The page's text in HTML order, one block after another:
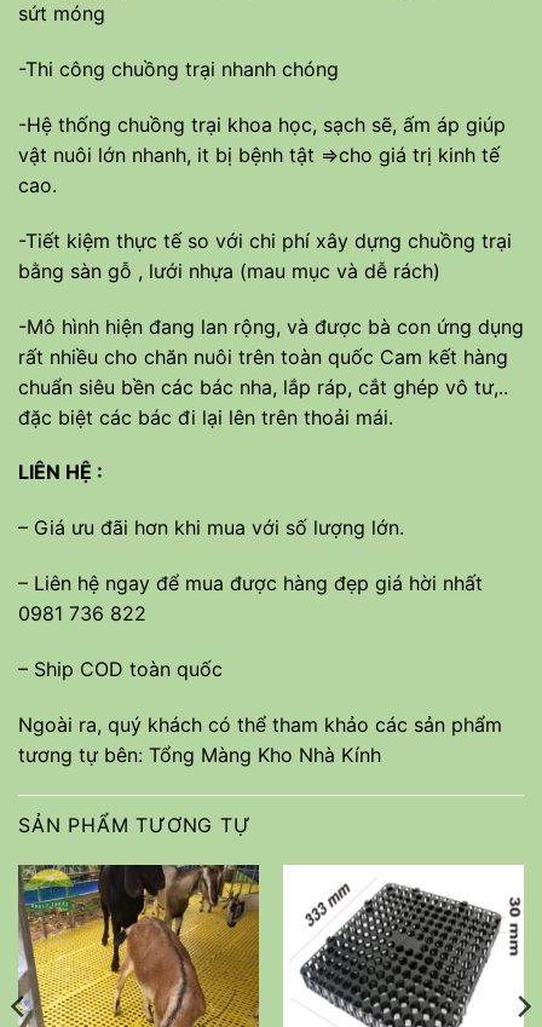
sứt móng
-Thi công chuồng trại nhanh chóng
-Hệ thống chuồng trại khoa học, sạch sẽ, ấm áp giúp
vật nuôi lớn nhanh, it bị bệnh tật =>cho giá trị kinh tế
cao.
-Tiết kiệm thực tế so với chi phí xây dựng chuồng trại
bằng sàn gỗ , lưới nhựa (mau mục và dễ rách)
-Mô hình hiện đang lan rộng, và được bà con ứng dụng
rất nhiều cho chăn nuôi trên toàn quốc Cam kết hàng
chuẩn siêu bền các bác nha, lắp ráp, cắt ghép vô tư,..
đặc biệt các bác đi lại lên trên thoải mái.
LIÊN HỆ :
– Giá ưu đãi hơn khi mua với số lượng lớn.
– Liên hệ ngay để mua được hàng đẹp giá hời nhất
0981 736 822
– Ship COD toàn quốc
Ngoài ra, quý khách có thể tham khảo các sản phẩm
tương tự bên: Tổng Màng Kho Nhà Kính
SẢN PHẨM TƯƠNG TỰ